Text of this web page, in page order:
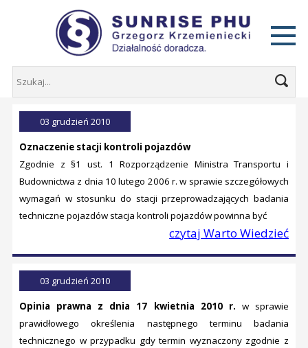
03 grudzień 2010
Oznaczenie stacji kontroli pojazdów
Zgodnie z §1 ust. 1 Rozporządzenie Ministra Transportu i
Budownictwa z dnia 10 lutego 2006 r. w sprawie szczegółowych
wymagań w stosunku do stacji przeprowadzających badania
techniczne pojazdów stacja kontroli pojazdów powinna być
czytaj Warto Wiedzieć
03 grudzień 2010
Opinia prawna z dnia 17 kwietnia 2010 r. w sprawie
prawidłowego określenia następnego terminu badania
technicznego w przypadku gdy termin wyznaczony zgodnie z